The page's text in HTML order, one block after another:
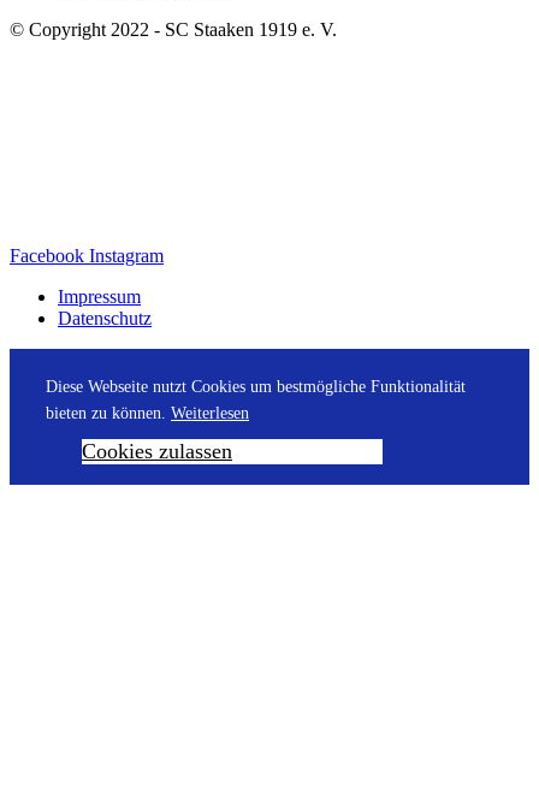
© Copyright 2022 - SC Staaken 1919 e. V.
Facebook Instagram
Impressum
Datenschutz
Diese Webseite nutzt Cookies um bestmögliche Funktionalität
bieten zu können. Weiterlesen
Cookies zulassen